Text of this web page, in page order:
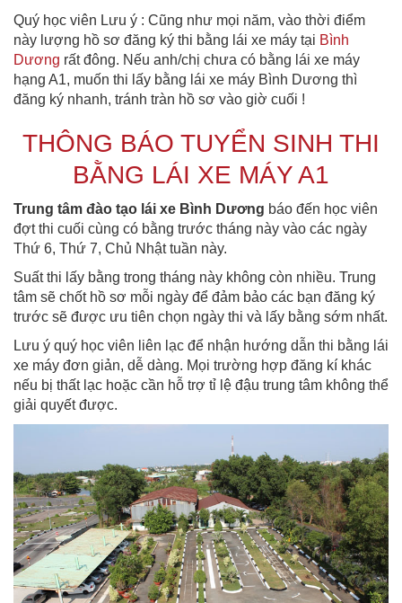
Quý học viên Lưu ý : Cũng như mọi năm, vào thời điểm
này lượng hồ sơ đăng ký thi bằng lái xe máy tại Bình
Dương rất đông. Nếu anh/chị chưa có bằng lái xe máy
hạng A1, muốn thi lấy bằng lái xe máy Bình Dương thì
đăng ký nhanh, tránh tràn hồ sơ vào giờ cuối !
THÔNG BÁO TUYỂN SINH THI
BẰNG LÁI XE MÁY A1
Trung tâm đào tạo lái xe Bình Dương báo đến học viên
đợt thi cuối cùng có bằng trước tháng này vào các ngày
Thứ 6, Thứ 7, Chủ Nhật tuần này.
Suất thi lấy bằng trong tháng này không còn nhiều. Trung
tâm sẽ chốt hồ sơ mỗi ngày để đảm bảo các bạn đăng ký
trước sẽ được ưu tiên chọn ngày thi và lấy bằng sớm nhất.
Lưu ý quý học viên liên lạc để nhận hướng dẫn thi bằng lái
xe máy đơn giản, dễ dàng. Mọi trường hợp đăng kí khác
nếu bị thất lạc hoặc cần hỗ trợ tỉ lệ đậu trung tâm không thể
giải quyết được.